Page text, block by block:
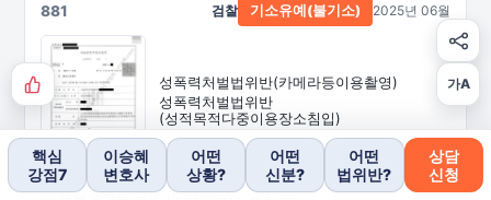
881
성폭력처벌법위반(카메라등이용촬영)
성폭력처벌법위반
(성적목적다중이용장소침입)
검찰 기소유예(불기소) 2025년 06월
경찰조사를 앞두고, 방문상담 및 선임
가A
핵심
강점7
이승혜
변호사
어떤
상황?
어떤
신분?
어떤
법위반?
상담
신청